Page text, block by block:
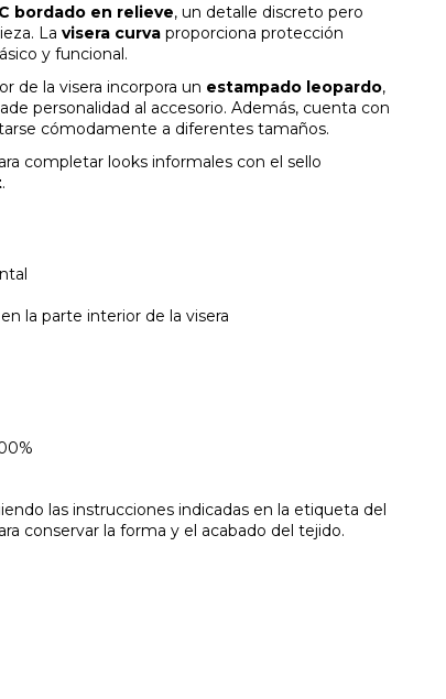
bordado en relieve, un detalle discreto pero
La visera curvaproporciona protección
y funcional.
de la visera incorpora un estampado leopardo,
personalidad al accesorio. Además, cuenta con
cómodamente a diferentes tamaños.
completar looks informales con el sello
.
la parte interior de la visera
las instrucciones indicadas en la etiqueta del
conservar la forma y el acabado del tejido.